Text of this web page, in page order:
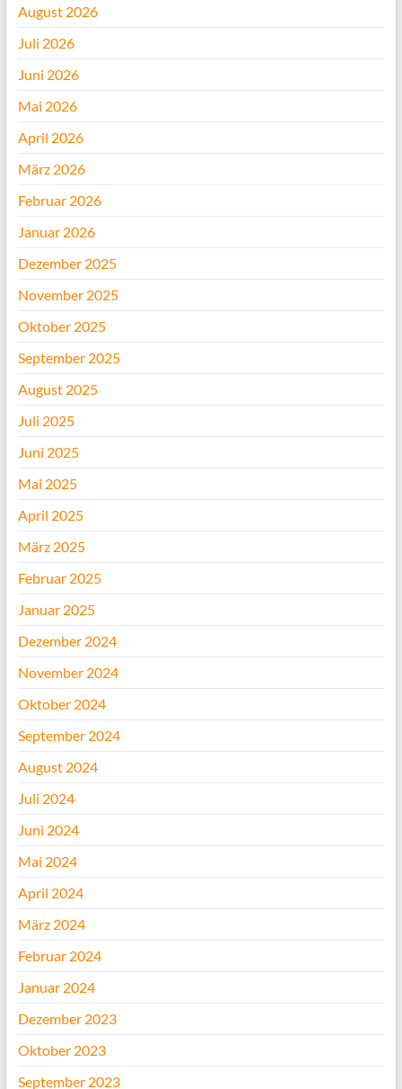
August 2026
Juli 2026
Juni 2026
Mai 2026
April 2026
März 2026
Februar 2026
Januar 2026
Dezember 2025
November 2025
Oktober 2025
September 2025
August 2025
Juli 2025
Juni 2025
Mai 2025
April 2025
März 2025
Februar 2025
Januar 2025
Dezember 2024
November 2024
Oktober 2024
September 2024
August 2024
Juli 2024
Juni 2024
Mai 2024
April 2024
März 2024
Februar 2024
Januar 2024
Dezember 2023
Oktober 2023
September 2023